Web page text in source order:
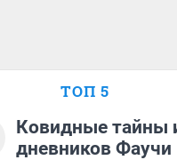
ТОП 5
Ковидные тайны
дневников Фаучи